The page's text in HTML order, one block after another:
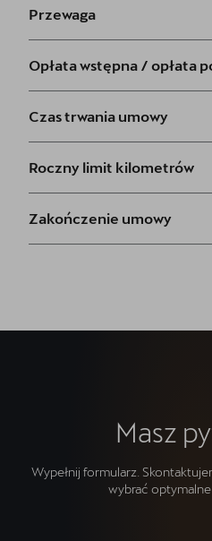
Przewaga
Opłata wstępna / opłata
Czas trwania umowy
Roczny limit kilometrów
Zakończenie umowy
Masz
Wypełnij formularz.
wybrać